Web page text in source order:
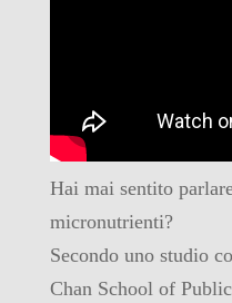
Hai mai sentito
micronutrienti?
Secondo uno studio
Chan School of